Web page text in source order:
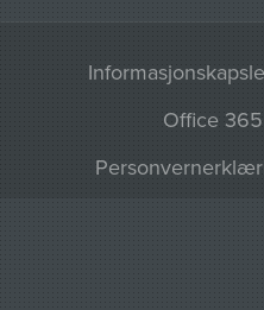
Office